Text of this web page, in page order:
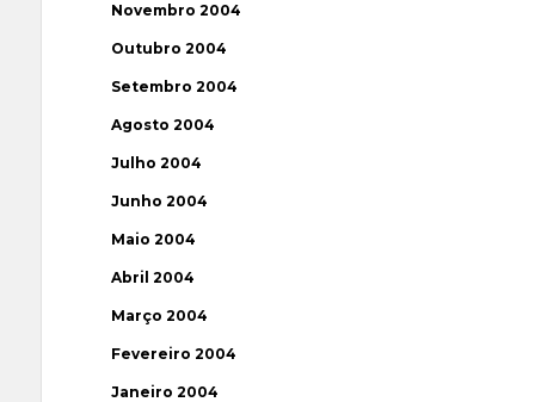
Novembro 2004
Outubro 2004
Setembro 2004
Agosto 2004
Julho 2004
Junho 2004
Maio 2004
Abril 2004
Março 2004
Fevereiro 2004
Janeiro 2004